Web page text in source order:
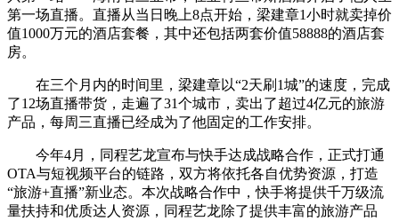
第一场直播。直播从当日晚上8点开始，梁建章1小时就卖掉价
值1000万元的酒店套餐，其中还包括两套价值58888的酒店套
房。
在三个月内的时间里，梁建章以“2天刷1城”的速度，完成
了12场直播带货，走遍了31个城市，卖出了超过4亿元的旅游
产品，每周三直播已经成为了他固定的工作安排。
今年4月，同程艺龙宣布与快手达成战略合作，正式打通
OTA与短视频平台的链路，双方将依托各自优势资源，打造
“旅游+直播”新业态。本次战略合作中，快手将提供千万级流
量扶持和优质达人资源，同程艺龙除了提供丰富的旅游产品